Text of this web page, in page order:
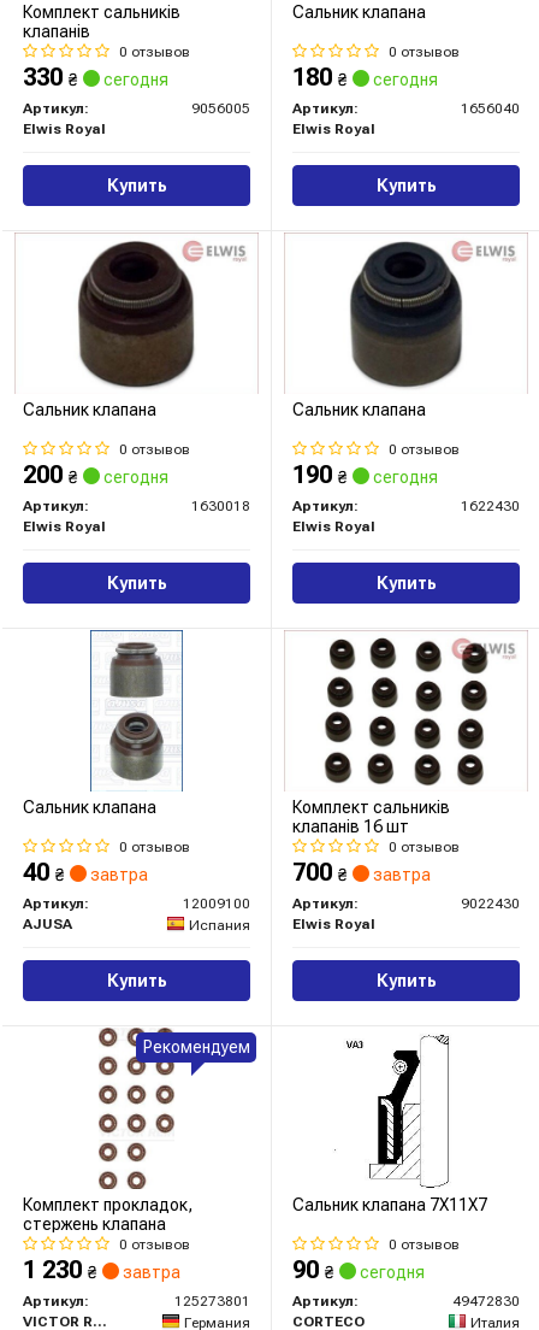
Комплект сальників
клапанів
0 отзывов
330 ₴ сегодня
Артикул:
9056005
Elwis Royal
Купить
Сальник клапана
0 отзывов
180 ₴ сегодня
Артикул:
1656040
Elwis Royal
Купить
Сальник клапана
0 отзывов
200 ₴ сегодня
Артикул:
1630018
Elwis Royal
Купить
Сальник клапана
0 отзывов
190 ₴ сегодня
Артикул:
1622430
Elwis Royal
Купить
Сальник клапана
0 отзывов
40 ₴ завтра
Артикул:
12009100
AJUSA
Испания
Купить
Комплект сальників
клапанів 16 шт
0 отзывов
700 ₴ завтра
Артикул:
9022430
Elwis Royal
Купить
Комплект прокладок,
стержень клапана
0 отзывов
1 230 ₴ завтра
Артикул:
125273801
VICTOR REINZ
Германия
Рекомендуем
Сальник клапана 7X11X7
0 отзывов
90 ₴ сегодня
Артикул:
49472830
CORTECO
Италия